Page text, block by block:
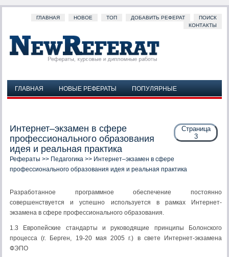
ГЛАВНАЯ НОВОЕ ТОП ДОБАВИТЬ РЕФЕРАТ
ПОИСК
КОНТАКТЫ
ГЛАВНАЯ НОВЫЕ РЕФЕРАТЫ
ПОПУЛЯРНЫЕ
Страница
3
Интернет–экзамен в сфере
профессионального образования
идея и реальная практика
Рефераты >> Педагогика >> Интернет–экзамен в сфере
профессионального образования идея и реальная практика
Разработанное программное обеспечение постоянно
совершенствуется и успешно используется в рамках Интернет-
экзамена в сфере профессионального образования.
1.3 Европейские стандарты и руководящие принципы Болонского
процесса (г. Берген, 19-20 мая 2005 г.) в свете Интернет-экзамена
ФЭПО